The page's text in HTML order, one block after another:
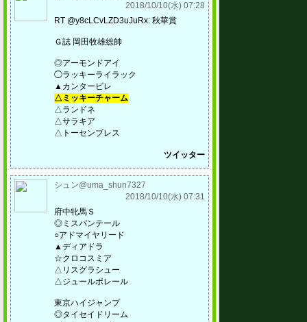
2018/10/10(水) 07:28
RT @y8cLCvLZD3uJuRx: 秋華賞
Ｇ誌 岡田牧雄総帥
◎アーモンドアイ
◯ラッキーライラック
▲カンタービレ
△ミッキーチャーム
△ランドネ
△サラキア
△トーセンブレス
ツイッター
シュン@uma_shun7327
2018/10/10(水) 07:31
府中牝馬Ｓ
◎ミスパンテール
○アドマイヤリード
▲ディアドラ
☆クロコスミア
△リスグラシュー
△ジュールポレール
東京ハイジャンプ
◎タイセイドリーム